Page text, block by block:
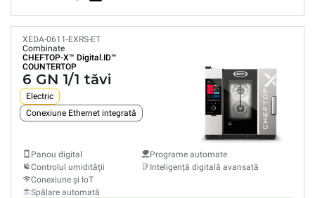
XEDA-0611-EXRS-ET
Combinate
CHEFTOP-X™ Digital.ID™
COUNTERTOP
6 GN 1/1 tăvi
Electric
Conexiune Ethernet integrată
Panou digital
Controlul umidității
Conexiune și IoT
Spălare automată
Programe automate
Inteligență digitală avansată